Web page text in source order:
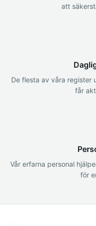
att
De flesta av våra register
får
Vår erfarna personal
för